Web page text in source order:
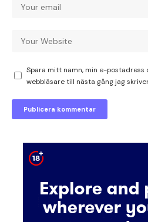
Spara mitt namn, min e-postadress
webbläsare till nästa gång jag